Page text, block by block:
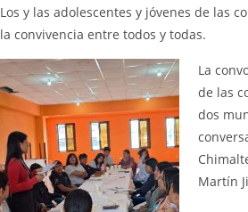
Los y las adolescentes y jóvenes de las
la convivencia entre todos y todas.
La
de las
dos
Martín